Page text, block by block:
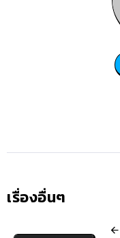
เรื่องอื่นๆ